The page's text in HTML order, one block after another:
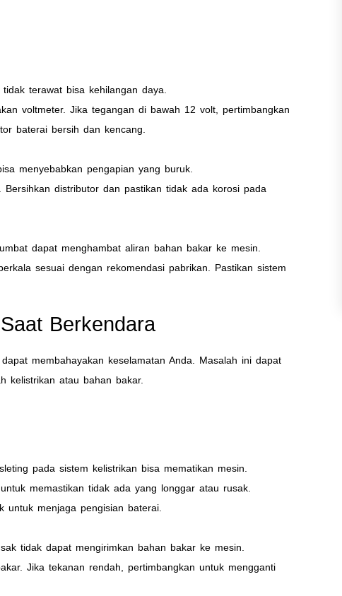
terawat bisa kehilangan daya.
voltmeter. Jika tegangan di bawah 12 volt, pertimbangkan
baterai bersih dan kencang.
menyebabkan pengapian yang buruk.
distributor dan pastikan tidak ada korosi pada
dapat menghambat aliran bahan bakar ke mesin.
sesuai dengan rekomendasi pabrikan. Pastikan sistem
Berkendara
membahayakan keselamatan Anda. Masalah ini dapat
kelistrikan atau bahan bakar.
pada sistem kelistrikan bisa mematikan mesin.
memastikan tidak ada yang longgar atau rusak.
untuk menjaga pengisian baterai.
tidak dapat mengirimkan bahan bakar ke mesin.
Jika tekanan rendah, pertimbangkan untuk mengganti